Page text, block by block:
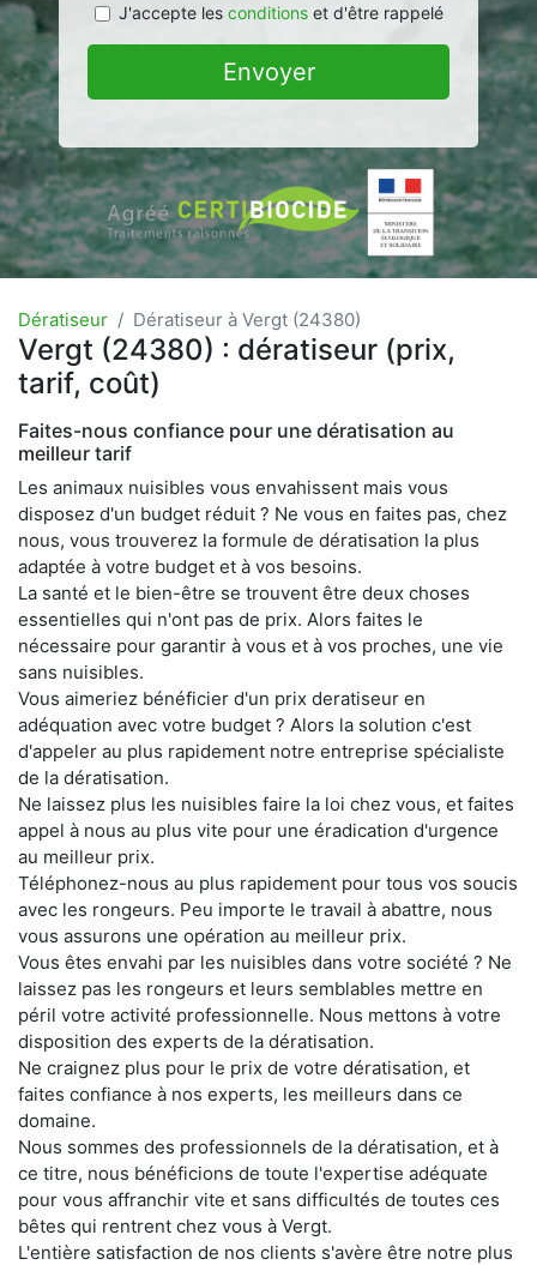
J'accepte les conditionset d'être rappelé
Envoyer
Dératiseur Dératiseur à Vergt (24380)
Vergt (24380) : dératiseur (prix,
tarif, coût)
Faites-nous confiance pour une dératisation au
meilleur tarif
Les animaux nuisibles vous envahissent mais vous
disposez d'un budget réduit ? Ne vous en faites pas, chez
nous, vous trouverez la formule de dératisation la plus
adaptée à votre budget et à vos besoins.
La santé et le bien-être se trouvent être deux choses
essentielles qui n'ont pas de prix. Alors faites le
nécessaire pour garantir à vous et à vos proches, une vie
sans nuisibles.
Vous aimeriez bénéficier d'un prix deratiseur en
adéquation avec votre budget ? Alors la solution c'est
d'appeler au plus rapidement notre entreprise spécialiste
de la dératisation.
Ne laissez plus les nuisibles faire la loi chez vous, et faites
appel à nous au plus vite pour une éradication d'urgence
au meilleur prix.
Téléphonez-nous au plus rapidement pour tous vos soucis
avec les rongeurs. Peu importe le travail à abattre, nous
vous assurons une opération au meilleur prix.
Vous êtes envahi par les nuisibles dans votre société ? Ne
laissez pas les rongeurs et leurs semblables mettre en
péril votre activité professionnelle. Nous mettons à votre
disposition des experts de la dératisation.
Ne craignez plus pour le prix de votre dératisation, et
faites confiance à nos experts, les meilleurs dans ce
domaine.
Nous sommes des professionnels de la dératisation, et à
ce titre, nous bénéficions de toute l'expertise adéquate
pour vous affranchir vite et sans difficultés de toutes ces
bêtes qui rentrent chez vous à Vergt.
L'entière satisfaction de nos clients s'avère être notre plus